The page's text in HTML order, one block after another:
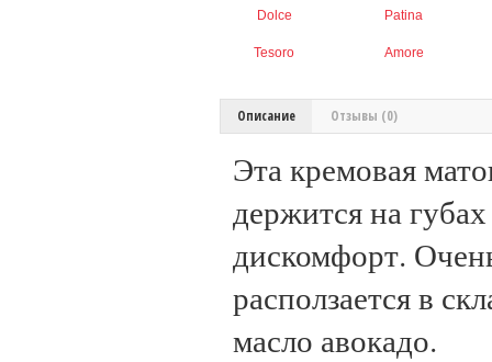
Dolce Patina
Tesoro Amore
Описание Отзывы (0)
Эта кремовая
держится на
дискомфорт.
расползается в
масло авокадо.